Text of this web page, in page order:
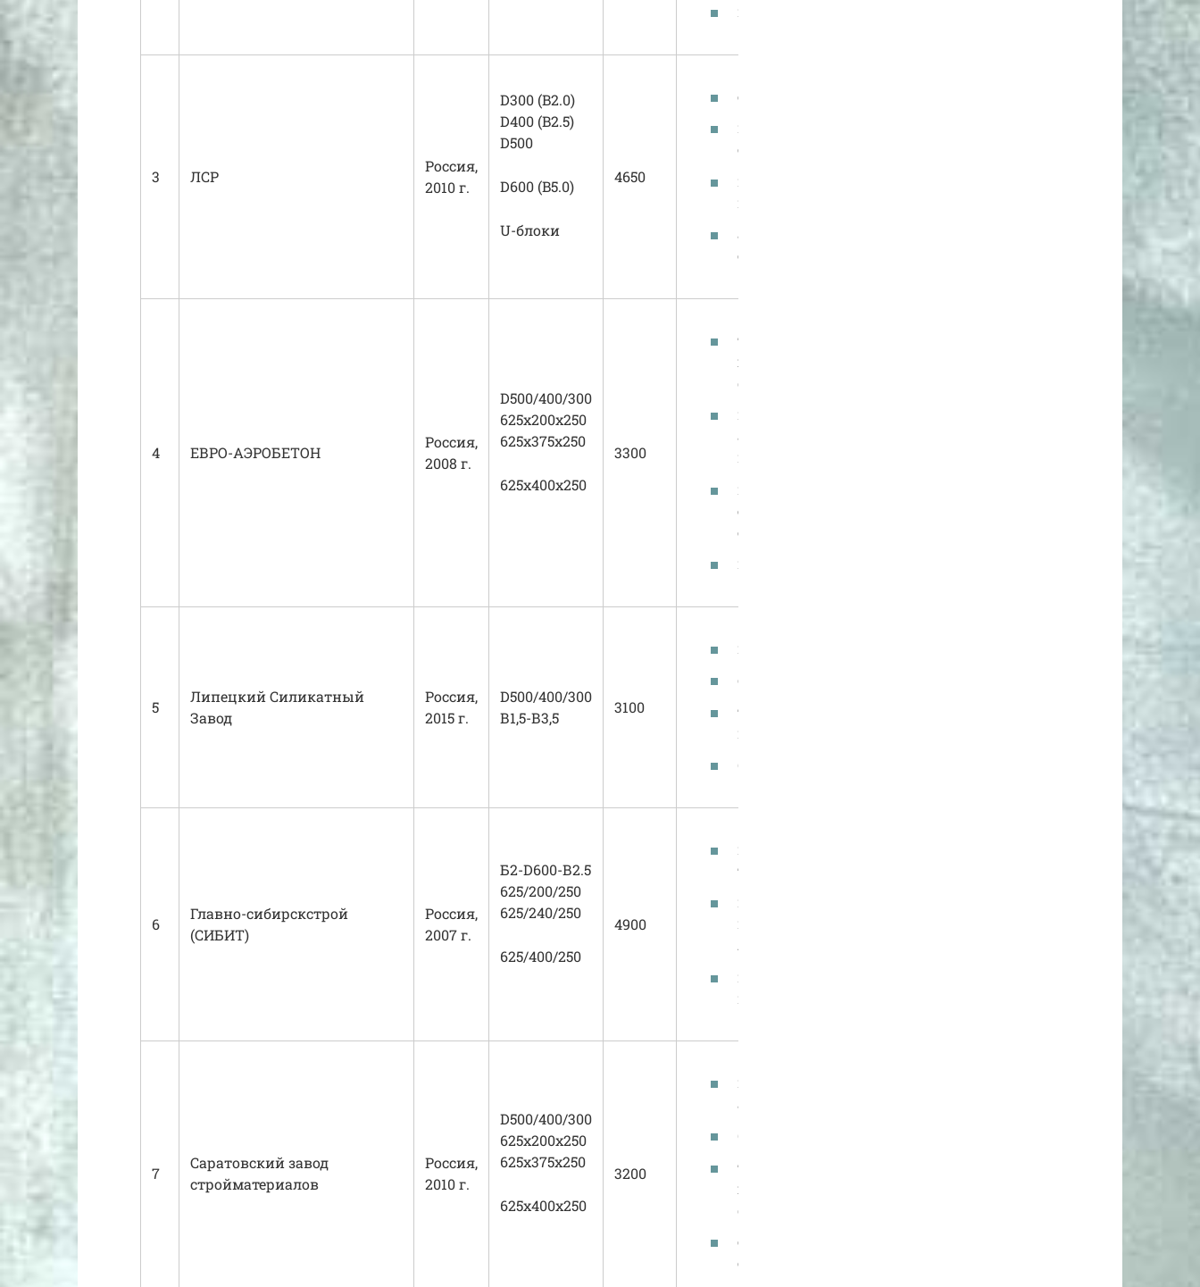
простая обработка.
3 ЛСР
Россия,
2010 г.
D300 (B2.0)
D400 (B2.5)
D500
D600 (B5.0)
U-блоки
4650
собственный дизайн;
инновационное
оборудование;
высококачественные
изделия;
атмосферная
стойкость.
4 ЕВРО-АЭРОБЕТОН
Россия,
2008 г.
D500/400/300
625х200х250
625х375х250
625х400х250
3300
точные
геометрические
формы;
широчайший
ассортимент
изделий;
инновационное
европейское
оборудование;
простота монтажа.
5
Липецкий Силикатный
Завод
Россия,
2015 г.
D500/400/300
В1,5-В3,5
3100
высокопрочность;
функциональность;
теплостойкость и
паропроницаемость;
бюджетная цена.
6
Главно-сибирскстрой
(СИБИТ)
Россия,
2007 г.
Б2-D600-В2.5
625/200/250
625/240/250
625/400/250
4900
немецкие
технологии;
инновационные
производственные
линии;
качественные
изделия.
7
Саратовский завод
стройматериалов
Россия,
2010 г.
D500/400/300
625х200х250
625х375х250
625х400х250
3200
широчайший
ассортимент;
бюджетные цены;
точные
геометрические
формы;
собственная
сырьевая база.